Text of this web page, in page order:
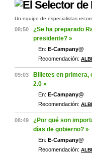
Un equipo de especialistas
08:50
¿Se ha preparado
presidente? »
En: E-Campany@
Recomendación:
09:03
Billetes en primera,
2.0 »
En: E-Campany@
Recomendación:
08:49
¿Por qué son
días de gobierno? »
En: E-Campany@
Recomendación: